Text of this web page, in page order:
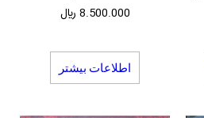
8.500.000 ﷼
اطلاعات بیشتر